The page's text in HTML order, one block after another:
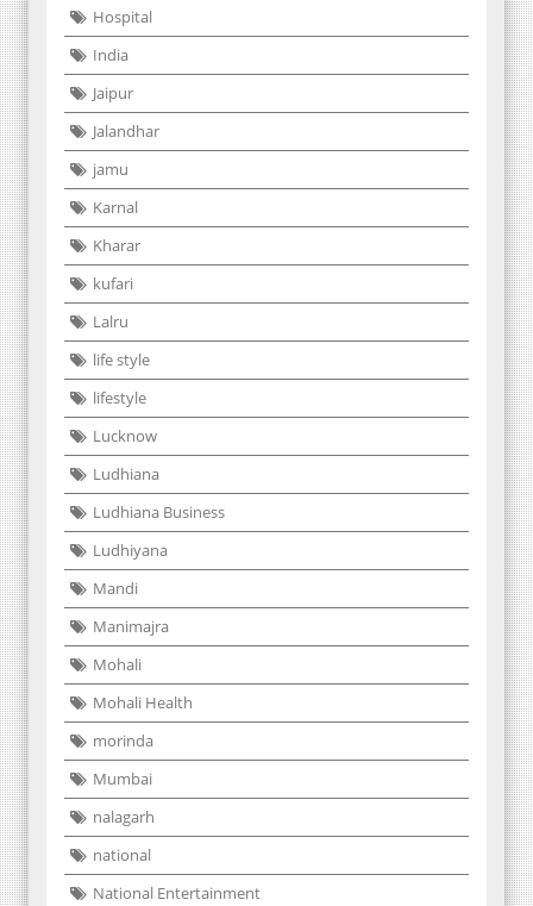
Hospital
India
Jaipur
Jalandhar
jamu
Karnal
Kharar
kufari
Lalru
life style
lifestyle
Lucknow
Ludhiana
Ludhiana Business
Ludhiyana
Mandi
Manimajra
Mohali
Mohali Health
morinda
Mumbai
nalagarh
national
National Entertainment